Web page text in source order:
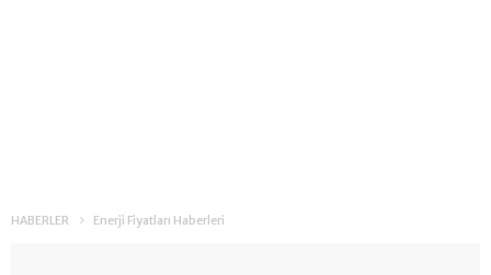
HABERLER Enerji Fiyatları Haberleri